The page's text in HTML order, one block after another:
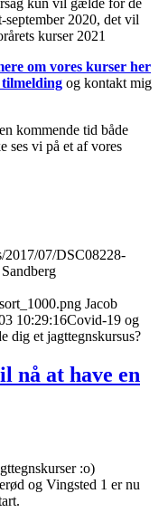
2020, det vil
kurser 2021
om vores kurser her
tilmelding og kontakt mig
kommende tid både
ses vi på et af vores
2017/07/DSC08228-
Jacob
10:29:16Covid-19 og
dig et jagttegnskursus?
nå at have en
:o)
og Vingsted 1 er nu